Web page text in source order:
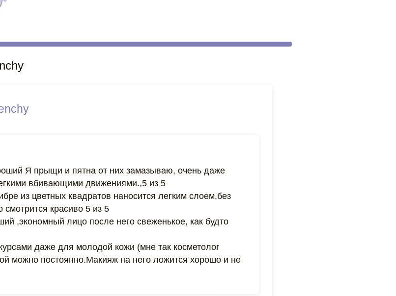
Я прыщи и пятна от них замазываю, очень даже
вбивающими движениями.,5 из 5
из цветных квадратов наносится легким слоем,без
красиво 5 из 5
,экономный лицо после него свеженькое, как будто
даже для молодой кожи (мне так косметолог
можно постоянно.Макияж на него ложится хорошо и не